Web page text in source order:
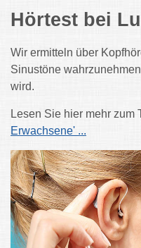
Hörtest bei
Wir ermitteln über
Sinustöne
wird.
Lesen Sie hier mehr zum
Erwachsene' ...